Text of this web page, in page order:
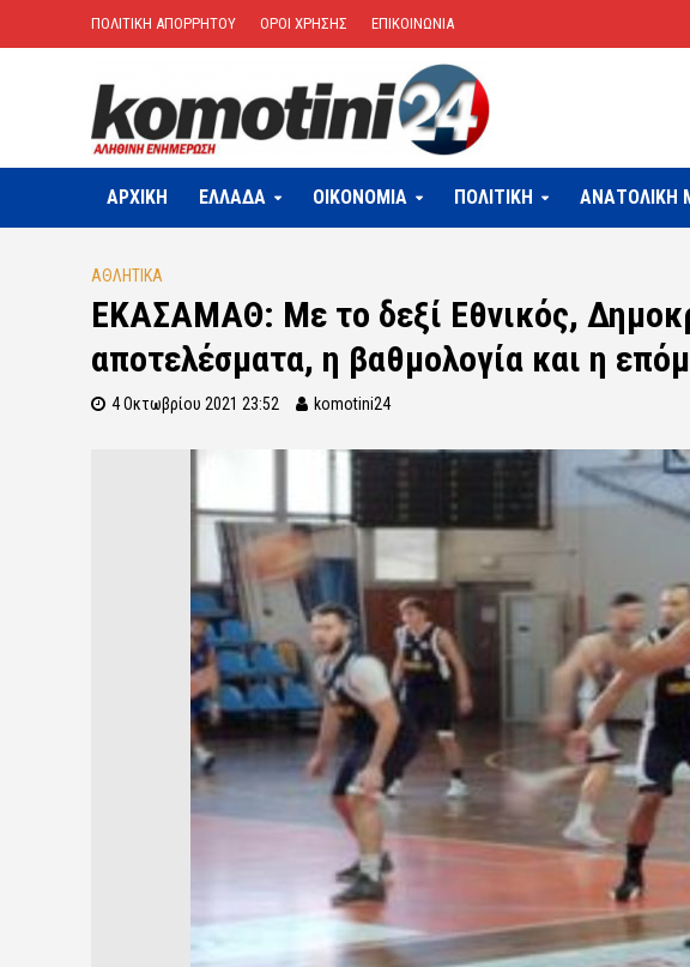
ΠΟΛΙΤΙΚΗ ΑΠΟΡΡΗΤΟΥ ΟΡΟΙ ΧΡΗΣΗΣ ΕΠΙΚΟΙΝΩΝΙΑ
ΑΡΧΙΚΗ ΕΛΛΑΔΑ OIKONOMIA ΠΟΛΙΤΙΚΗ ΑΝΑΤΟΛΙΚΗ
ΑΘΛΗΤΙΚΑ
EKAΣΑΜΑΘ: Με το δεξί Εθνικός,
αποτελέσματα, η βαθμολογία και η
4 Οκτωβρίου 2021 23:52 komotini24